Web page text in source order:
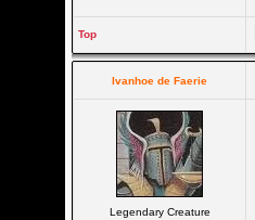
Top
Ivanhoe de Faerie
Legendary Creature